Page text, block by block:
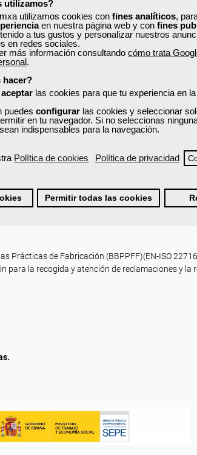
utilizamos?
utilizamos cookies con fines analíticos,
en nuestra página web y con fines
a tus gustos y personalizar nuestros
en redes sociales.
más información consultando cómo trata
.
hacer?
aceptar las cookies para que tu experiencia en
puedes configurar las cookies y seleccionar
en tu navegador. Si no seleccionas
indispensables para la navegación.
Política de cookies Política de privacidad
Permitir todas las cookies
Prácticas de Fabricación (BBPPFF) (EN-ISO
el control de la calidad y la detección de
cultivo.
Prácticas de Fabricación (BBPPFF)(EN-ISO
para la recogida y atención de reclamaciones y la